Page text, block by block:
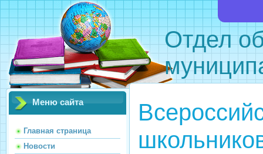
Отдел
Меню сайта
Главная страница
Новости